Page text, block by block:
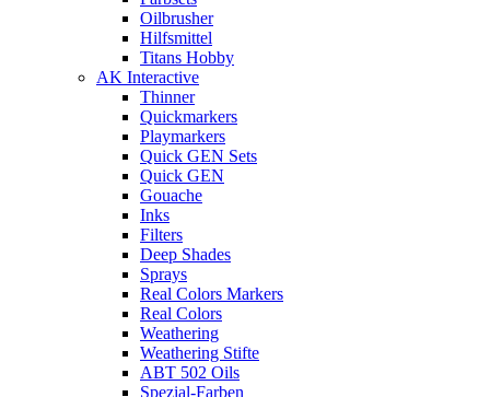
Oilbrusher
Hilfsmittel
Titans Hobby
AK Interactive
Thinner
Quickmarkers
Playmarkers
Quick GEN Sets
Quick GEN
Gouache
Inks
Filters
Deep Shades
Sprays
Real Colors Markers
Real Colors
Weathering
Weathering Stifte
ABT 502 Oils
Spezial-Farben